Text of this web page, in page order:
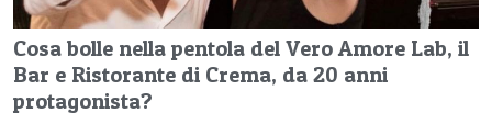
Cosa bolle nella pentola del Vero Amore Lab, il
Bar e Ristorante di Crema, da 20 anni
protagonista?